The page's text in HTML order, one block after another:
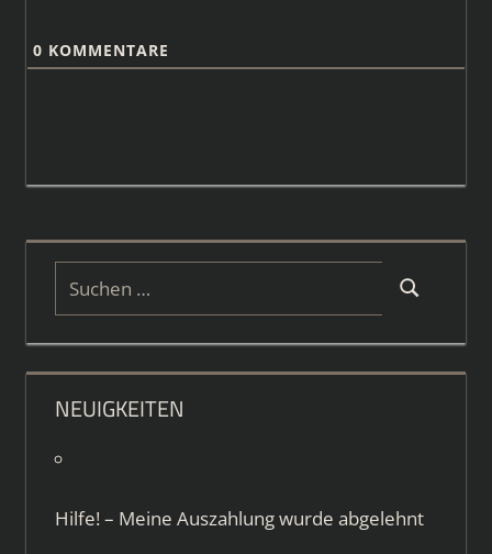
0 KOMMENTARE
Suchen
Suchen
NEUIGKEITEN
Hilfe! – Meine Auszahlung wurde abgelehnt